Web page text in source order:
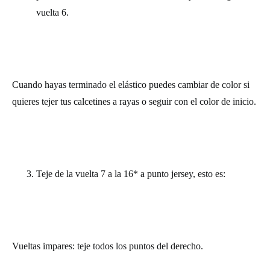
vuelta 6.
Cuando hayas terminado el elástico puedes cambiar de color si
quieres tejer tus calcetines a rayas o seguir con el color de inicio.
Teje de la vuelta 7 a la 16* a punto jersey, esto es:
Vueltas impares: teje todos los puntos del derecho.